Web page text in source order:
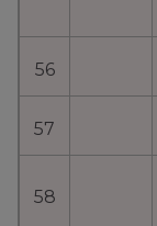
56
57
58